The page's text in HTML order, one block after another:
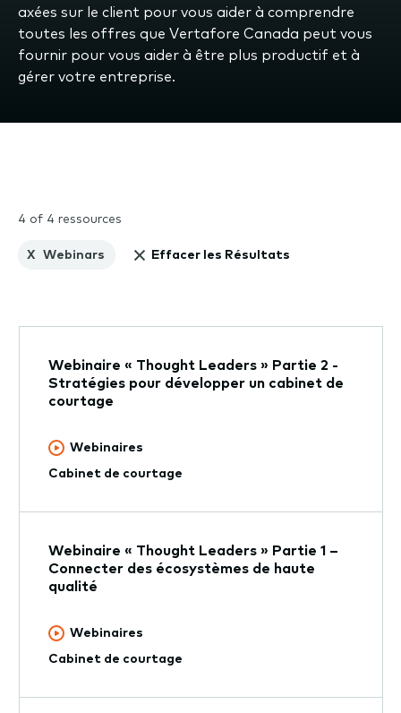
axées sur le client pour vous aider à comprendre
toutes les offres que Vertafore Canada peut vous
fournir pour vous aider à être plus productif et à
gérer votre entreprise.
4 of 4 ressources
Webinars
X Effacer les Résultats
Webinaire « Thought Leaders » Partie 2 -
Stratégies pour développer un cabinet de
courtage
Webinaires
Cabinet de courtage
Webinaire « Thought Leaders » Partie 1 –
Connecter des écosystèmes de haute
qualité
Webinaires
Cabinet de courtage